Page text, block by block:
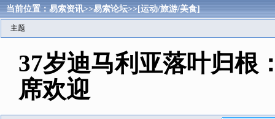
当前位置：易索资讯>>易索论坛>>[运动/旅游/美食]
主题
37岁迪马利亚落叶归根
席欢迎